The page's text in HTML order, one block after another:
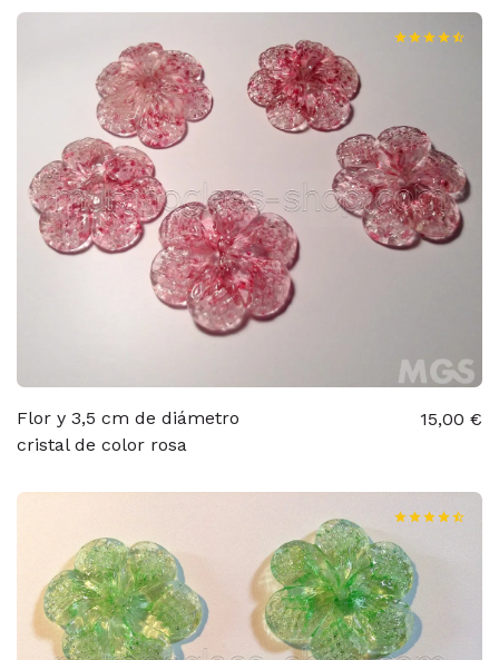
Flor y 3,5 cm de diámetro
cristal de color rosa
15,00 €